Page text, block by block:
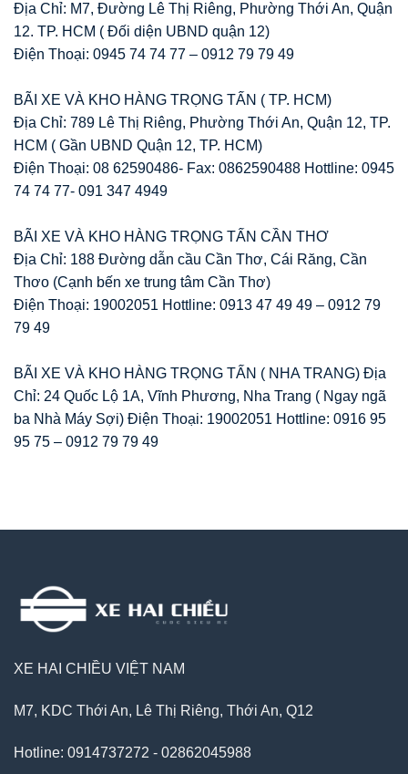
Địa Chỉ: M7, Đường Lê Thị Riêng, Phường Thới An, Quận
12. TP. HCM ( Đối diện UBND quận 12)
Điện Thoại: 0945 74 74 77 – 0912 79 79 49
BÃI XE VÀ KHO HÀNG TRỌNG TẤN ( TP. HCM)
Địa Chỉ: 789 Lê Thị Riêng, Phường Thới An, Quận 12, TP.
HCM ( Gần UBND Quận 12, TP. HCM)
Điện Thoại: 08 62590486- Fax: 0862590488 Hottline: 0945
74 74 77- 091 347 4949
BÃI XE VÀ KHO HÀNG TRỌNG TẤN CẦN THƠ
Địa Chỉ: 188 Đường dẫn cầu Cần Thơ, Cái Răng, Cần
Thơo (Cạnh bến xe trung tâm Cần Thơ)
Điện Thoại: 19002051 Hottline: 0913 47 49 49 – 0912 79
79 49
BÃI XE VÀ KHO HÀNG TRỌNG TẤN ( NHA TRANG) Địa
Chỉ: 24 Quốc Lộ 1A, Vĩnh Phương, Nha Trang ( Ngay ngã
ba Nhà Máy Sợi) Điện Thoại: 19002051 Hottline: 0916 95
95 75 – 0912 79 79 49
XE HAI CHIỀU VIỆT NAM
M7, KDC Thới An, Lê Thị Riêng, Thới An, Q12
Hotline: 0914737272 - 02862045988